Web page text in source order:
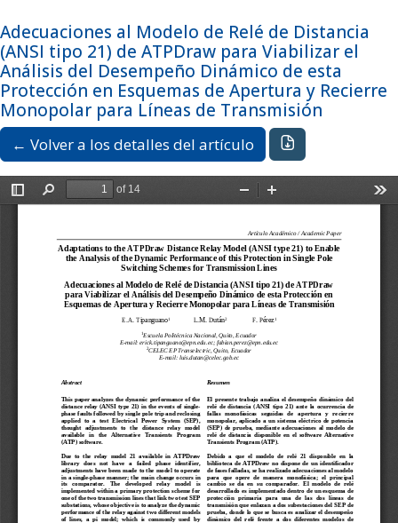
Registrarse Entrar
Adecuaciones al Modelo de Relé de Distancia
(ANSI tipo 21) de ATPDraw para Viabilizar el
Análisis del Desempeño Dinámico de esta
Protección en Esquemas de Apertura y Recierre
Monopolar para Líneas de Transmisión
← Volver a los detalles del artículo